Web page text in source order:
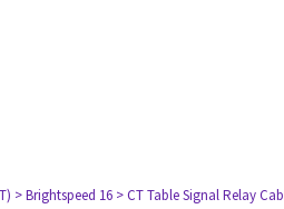
> Brightspeed 16 > CT Table Signal Relay